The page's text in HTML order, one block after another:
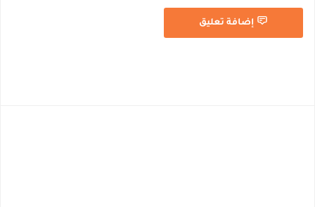
إضافة تعليق